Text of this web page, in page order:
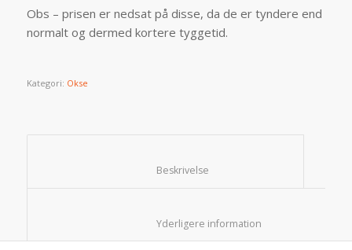
Obs – prisen er nedsat på disse, da de er tyndere end
normalt og dermed kortere tyggetid.
Kategori: Okse